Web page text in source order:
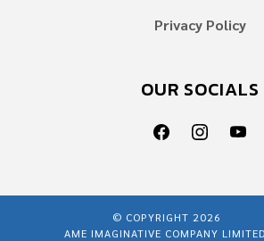
Privacy Policy
OUR SOCIALS
© COPYRIGHT 2026
AME IMAGINATIVE COMPANY